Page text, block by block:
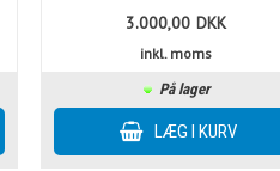
3.000,00 DKK
inkl. moms
På lager